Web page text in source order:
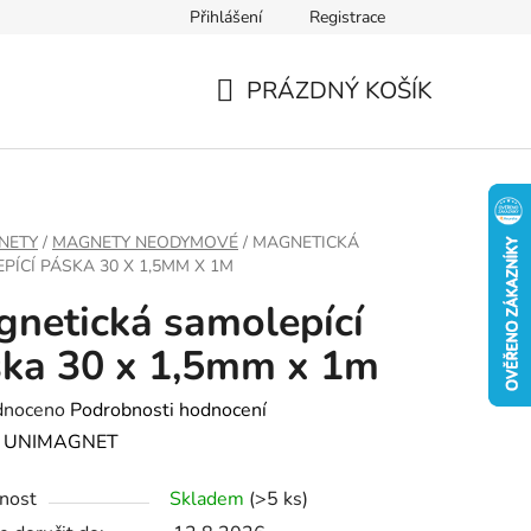
Přihlášení Registrace
PRÁZDNÝ KOŠÍK
/ MAGNETY NEODYMOVÉ / MAGNETICKÁ
PÁSKA 30 X 1,5MM X 1M
samolepící
30 x 1,5mm x 1m
Podrobnosti hodnocení
UNIMAGNET
Skladem (>5 ks)